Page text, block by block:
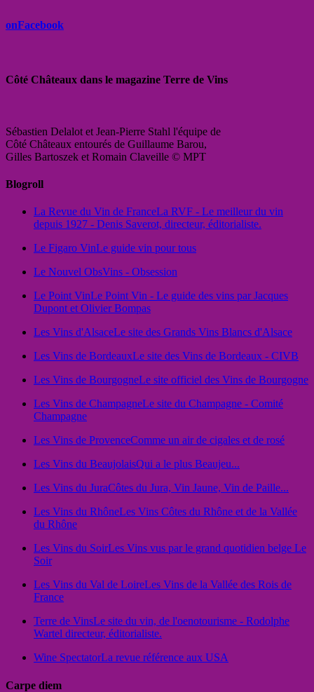
onFacebook
Côté Châteaux dans le magazine Terre de Vins
Sébastien Delalot et Jean-Pierre Stahl l'équipe de
Côté Châteaux entourés de Guillaume Barou,
Gilles Bartoszek et Romain Claveille © MPT
Blogroll
La Revue du Vin de FranceLa RVF - Le meilleur du vin
depuis 1927 - Denis Saverot, directeur, éditorialiste.
Le Figaro VinLe guide vin pour tous
Le Nouvel ObsVins - Obsession
Le Point VinLe Point Vin - Le guide des vins par Jacques
Dupont et Olivier Bompas
Les Vins d'AlsaceLe site des Grands Vins Blancs d'Alsace
Les Vins de BordeauxLe site des Vins de Bordeaux - CIVB
Les Vins de BourgogneLe site officiel des Vins de Bourgogne
Les Vins de ChampagneLe site du Champagne - Comité
Champagne
Les Vins de ProvenceComme un air de cigales et de rosé
Les Vins du BeaujolaisQui a le plus Beaujeu...
Les Vins du JuraCôtes du Jura, Vin Jaune, Vin de Paille...
Les Vins du RhôneLes Vins Côtes du Rhône et de la Vallée
du Rhône
Les Vins du SoirLes Vins vus par le grand quotidien belge Le
Soir
Les Vins du Val de LoireLes Vins de la Vallée des Rois de
France
Terre de VinsLe site du vin, de l'oenotourisme - Rodolphe
Wartel directeur, éditorialiste.
Wine SpectatorLa revue référence aux USA
Carpe diem